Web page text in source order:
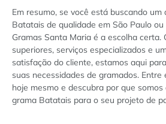
Em resumo, se você está buscando
Batatais de qualidade em São Paulo ou
Gramas Santa Maria é a escolha certa.
superiores, serviços especializados e
satisfação do cliente, estamos aqui
suas necessidades de gramados.
hoje mesmo e descubra por que
grama Batatais para o seu projeto de